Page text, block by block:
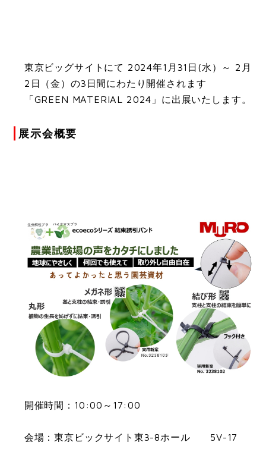
サステイナビリティ
FAQ
企業理念
当社の姿勢
当社の姿勢TOP
品質方針
環境方針
個人情報保護方針
個人情報の取り扱いについて
ディスクロージャーポリシー
財務報告基本方針
沿革・歴史
組織図・役員一覧
ムロのネットワーク
総合お問い合わせフォーム
製品に関するご相談承ります
当社の企業パンフレットのダウンロードが可能です
採用サイト IRサイト
サイトのご利用について
個人情報の取り扱いについて
関連会社
東京ビッグサイトにて 2024年1月31日(水）～ 2月
2日（金）の3日間にわたり開催されます
「GREEN MATERIAL 2024」に出展いたします。
展示会概要
開催時間：10:00～17:00
会場：東京ビックサイト東3-8ホール 5V-17